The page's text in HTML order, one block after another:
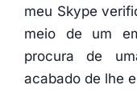
meu Skype
meio de um
procura de
acabado de lhe